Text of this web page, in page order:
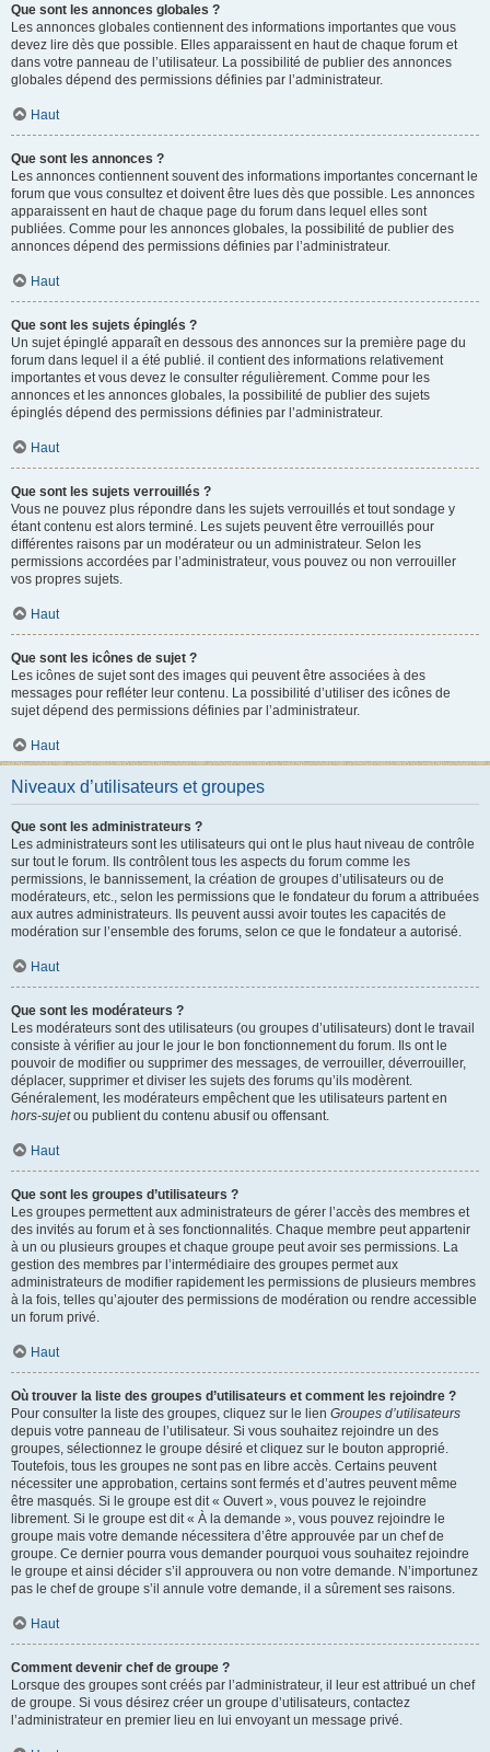
Que sont les annonces globales ?
Les annonces globales contiennent des informations importantes que vous
devez lire dès que possible. Elles apparaissent en haut de chaque forum et
dans votre panneau de l’utilisateur. La possibilité de publier des annonces
globales dépend des permissions définies par l’administrateur.
Haut
Que sont les annonces ?
Les annonces contiennent souvent des informations importantes concernant le
forum que vous consultez et doivent être lues dès que possible. Les annonces
apparaissent en haut de chaque page du forum dans lequel elles sont
publiées. Comme pour les annonces globales, la possibilité de publier des
annonces dépend des permissions définies par l’administrateur.
Haut
Que sont les sujets épinglés ?
Un sujet épinglé apparaît en dessous des annonces sur la première page du
forum dans lequel il a été publié. il contient des informations relativement
importantes et vous devez le consulter régulièrement. Comme pour les
annonces et les annonces globales, la possibilité de publier des sujets
épinglés dépend des permissions définies par l’administrateur.
Haut
Que sont les sujets verrouillés ?
Vous ne pouvez plus répondre dans les sujets verrouillés et tout sondage y
étant contenu est alors terminé. Les sujets peuvent être verrouillés pour
différentes raisons par un modérateur ou un administrateur. Selon les
permissions accordées par l’administrateur, vous pouvez ou non verrouiller
vos propres sujets.
Haut
Que sont les icônes de sujet ?
Les icônes de sujet sont des images qui peuvent être associées à des
messages pour refléter leur contenu. La possibilité d’utiliser des icônes de
sujet dépend des permissions définies par l’administrateur.
Haut
Niveaux d’utilisateurs et groupes
Que sont les administrateurs ?
Les administrateurs sont les utilisateurs qui ont le plus haut niveau de contrôle
sur tout le forum. Ils contrôlent tous les aspects du forum comme les
permissions, le bannissement, la création de groupes d’utilisateurs ou de
modérateurs, etc., selon les permissions que le fondateur du forum a attribuées
aux autres administrateurs. Ils peuvent aussi avoir toutes les capacités de
modération sur l’ensemble des forums, selon ce que le fondateur a autorisé.
Haut
Que sont les modérateurs ?
Les modérateurs sont des utilisateurs (ou groupes d’utilisateurs) dont le travail
consiste à vérifier au jour le jour le bon fonctionnement du forum. Ils ont le
pouvoir de modifier ou supprimer des messages, de verrouiller, déverrouiller,
déplacer, supprimer et diviser les sujets des forums qu’ils modèrent.
Généralement, les modérateurs empêchent que les utilisateurs partent en
hors-sujetou publient du contenu abusif ou offensant.
Haut
Que sont les groupes d’utilisateurs ?
Les groupes permettent aux administrateurs de gérer l’accès des membres et
des invités au forum et à ses fonctionnalités. Chaque membre peut appartenir
à un ou plusieurs groupes et chaque groupe peut avoir ses permissions. La
gestion des membres par l’intermédiaire des groupes permet aux
administrateurs de modifier rapidement les permissions de plusieurs membres
à la fois, telles qu’ajouter des permissions de modération ou rendre accessible
un forum privé.
Haut
Où trouver la liste des groupes d’utilisateurs et comment les rejoindre ?
Pour consulter la liste des groupes, cliquez sur le lien Groupes d’utilisateurs
depuis votre panneau de l’utilisateur. Si vous souhaitez rejoindre un des
groupes, sélectionnez le groupe désiré et cliquez sur le bouton approprié.
Toutefois, tous les groupes ne sont pas en libre accès. Certains peuvent
nécessiter une approbation, certains sont fermés et d’autres peuvent même
être masqués. Si le groupe est dit « Ouvert », vous pouvez le rejoindre
librement. Si le groupe est dit « À la demande », vous pouvez rejoindre le
groupe mais votre demande nécessitera d’être approuvée par un chef de
groupe. Ce dernier pourra vous demander pourquoi vous souhaitez rejoindre
le groupe et ainsi décider s’il approuvera ou non votre demande. N’importunez
pas le chef de groupe s’il annule votre demande, il a sûrement ses raisons.
Haut
Comment devenir chef de groupe ?
Lorsque des groupes sont créés par l’administrateur, il leur est attribué un chef
de groupe. Si vous désirez créer un groupe d’utilisateurs, contactez
l’administrateur en premier lieu en lui envoyant un message privé.